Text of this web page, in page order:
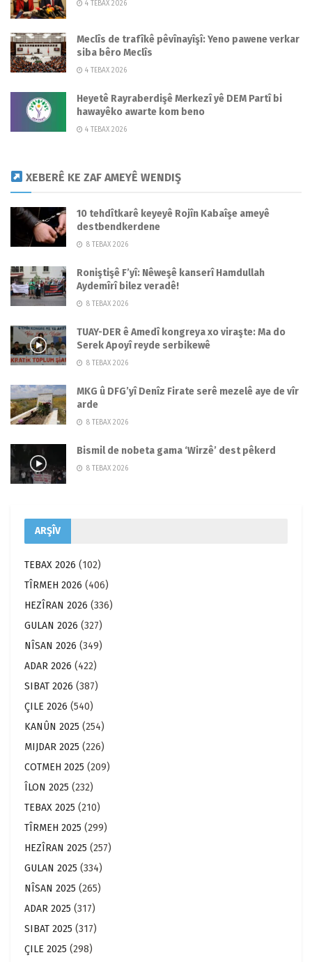
4 TEBAX 2026
Meclîs de trafîkê pêvînayîşî: Yeno pawene verkar
siba bêro Meclîs
4 TEBAX 2026
Heyetê Rayraberdişê Merkezî yê DEM Partî bi
hawayêko awarte kom beno
4 TEBAX 2026
XEBERÊ KE ZAF AMEYÊ WENDIŞ
10 tehdîtkarê keyeyê Rojîn Kabaîşe ameyê
destbendkerdene
8 TEBAX 2026
Roniştişê F’yî: Nêweşê kanserî Hamdullah
Aydemîrî bilez veradê!
8 TEBAX 2026
TUAY-DER ê Amedî kongreya xo viraşte: Ma do
Serek Apoyî reyde serbikewê
8 TEBAX 2026
MKG û DFG’yî Denîz Firate serê mezelê aye de vîr
arde
8 TEBAX 2026
Bismil de nobeta gama ‘Wirzê’ dest pêkerd
8 TEBAX 2026
ARŞÎV
TEBAX 2026 (102)
TÎRMEH 2026 (406)
HEZÎRAN 2026 (336)
GULAN 2026 (327)
NÎSAN 2026 (349)
ADAR 2026 (422)
SIBAT 2026 (387)
ÇILE 2026 (540)
KANÛN 2025 (254)
MIJDAR 2025 (226)
COTMEH 2025 (209)
ÎLON 2025 (232)
TEBAX 2025 (210)
TÎRMEH 2025 (299)
HEZÎRAN 2025 (257)
GULAN 2025 (334)
NÎSAN 2025 (265)
ADAR 2025 (317)
SIBAT 2025 (317)
ÇILE 2025 (298)